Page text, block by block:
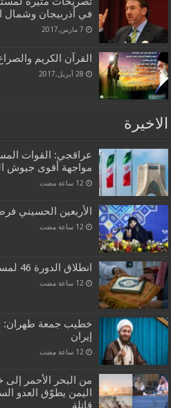
في أذربيجان وشمال
7 مارس,2017
القرآن الكريم
28 أبريل,2017
الاخيرة
عراقجي: القوات
مواجهة أقوى جيوش
الأربعين الحسيني
انطلاق الدورة 46 لمسابقة القرآن الدولية في مكة
خطيب جمعة طهران:
إيران
من البحر الأحمر إلى
اليمن يطوّق العدو